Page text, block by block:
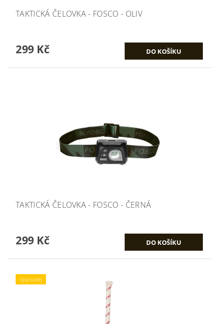
TAKTICKÁ ČELOVKA - FOSCO - OLIV
299 Kč
TAKTICKÁ ČELOVKA - FOSCO - ČERNÁ
299 Kč
Výprodej